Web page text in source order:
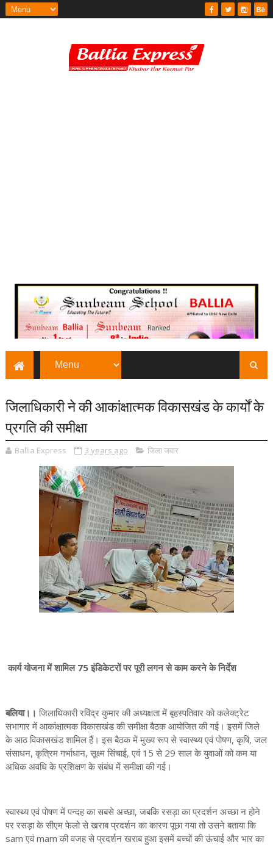
जिलाधिकारी ने की आकांक्षात्मक विकासखंड के कार्यों के
प्रगति की समीक्षा
Ballia Express 3 years ago जिला जवार
कार्य योजना में शामिल 75 इंडिकेटरों पर पूरी लगन से काम करने के निर्देश
बलिया।। जिलाधिकारी रविंद्र कुमार की अध्यक्षता में बृहस्पतिवार को कलेक्ट्रेट
सभागार में आकांक्षात्मक विकासखंड की समीक्षा बैठक आयोजित की गई। इसमें जिले
के आठ विकासखंड शामिल हैं। इस बैठक में मुख्य रूप से स्वास्थ्य एवं पोषण, कृषि, जल
संसाधन, कृत्रिम गर्भाधान, सूक्ष्म सिंचाई, एवं 15 से 29 साल के युवाओं को कम या
अधिक अवधि के प्रशिक्षण के संबंध में समीक्षा की गई।
स्वास्थ्य एवं पोषण में पन्दह का सबसे अच्छा, जबकि रसड़ा का प्रदर्शन अच्छा न होने
पर रसड़ा के सीएम फेलो से खराब प्रदर्शन का कारण पूछा गया तो उसने बताया कि
sam एवं mam की वजह से प्रदर्शन खराब हुआ इसमें बच्चों की ऊंचाई और भार का